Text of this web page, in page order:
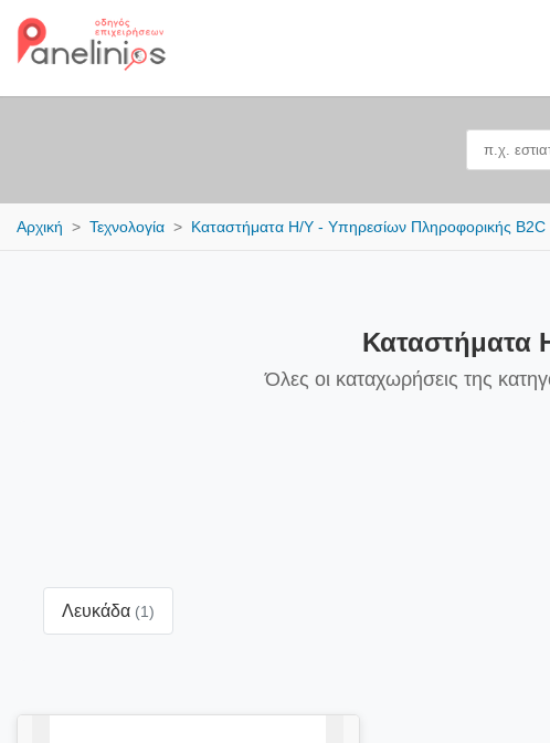
Αρχική Τεχνολογία Καταστήματα Η/Υ - Υπηρεσίων Πληροφορικής B2C
Καταστήματα
Όλες οι καταχωρήσεις της
Λευκάδα (1)